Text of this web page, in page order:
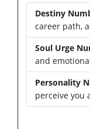
Destiny
career path,
Soul Urge
and
Personality
perceive you